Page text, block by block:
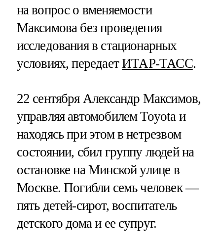
на вопрос о вменяемости
Максимова без проведения
исследования в стационарных
условиях, передаетИТАР-ТАСС.
22 сентября Александр Максимов,
управляя автомобилем Toyota и
находясь при этом в нетрезвом
состоянии, сбил группу людей на
остановке на Минской улице в
Москве. Погибли семь человек —
пять детей-сирот, воспитатель
детского дома и ее супруг.